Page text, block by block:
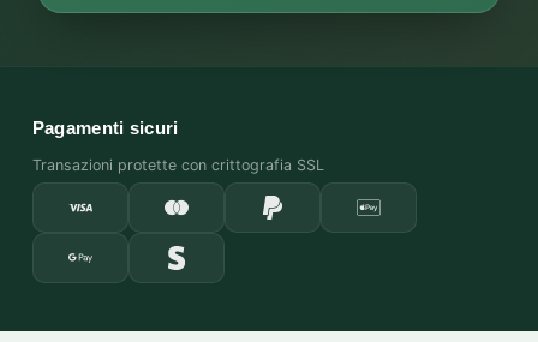
Pagamenti sicuri
Transazioni protette con crittografia SSL